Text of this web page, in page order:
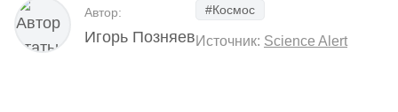
Автор:
Игорь Позняев
#Космос
Источник: Science Alert